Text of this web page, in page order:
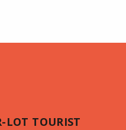
LOT TOURIST